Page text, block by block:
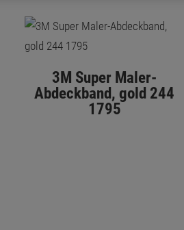
3M Super Maler-
Abdeckband, gold 244
1795